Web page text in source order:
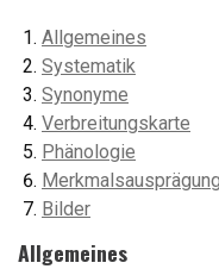
Allgemeines
Systematik
Synonyme
Verbreitungskarte
Phänologie
Bilder
Allgemeines